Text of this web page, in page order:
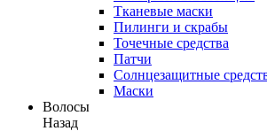
Тканевые маски
Пилинги и скрабы
Точечные средства
Патчи
Солнцезащитные
Маски
Волосы
Назад